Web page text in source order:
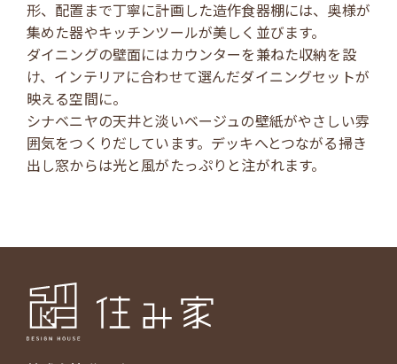
形、配置まで丁寧に計画した造作食器棚には、奥様が
集めた器やキッチンツールが美しく並びます。
ダイニングの壁面にはカウンターを兼ねた収納を設
け、インテリアに合わせて選んだダイニングセットが
映える空間に。
シナベニヤの天井と淡いベージュの壁紙がやさしい雰
囲気をつくりだしています。デッキへとつながる掃き
出し窓からは光と風がたっぷりと注がれます。